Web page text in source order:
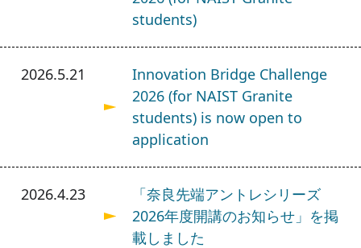
students)
2026.5.21
Innovation Bridge Challenge
2026 (for NAIST Granite
students) is now open to
application
2026.4.23
「奈良先端アントレシリーズ
2026年度開講のお知らせ」を掲
載しました